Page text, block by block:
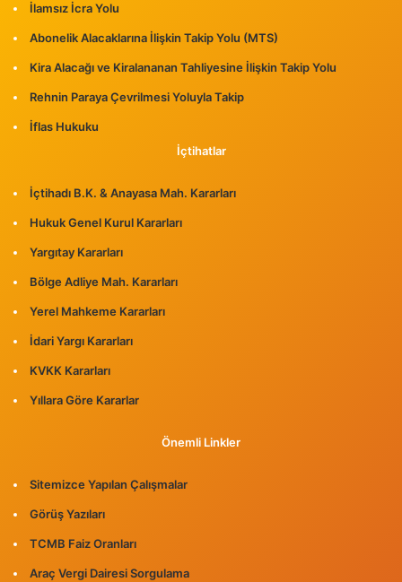
İlamsız İcra Yolu
Abonelik Alacaklarına İlişkin Takip Yolu (MTS)
Kira Alacağı ve Kiralananan Tahliyesine İlişkin Takip Yolu
Rehnin Paraya Çevrilmesi Yoluyla Takip
İflas Hukuku
İçtihatlar
İçtihadı B.K. & Anayasa Mah. Kararları
Hukuk Genel Kurul Kararları
Yargıtay Kararları
Bölge Adliye Mah. Kararları
Yerel Mahkeme Kararları
İdari Yargı Kararları
KVKK Kararları
Yıllara Göre Kararlar
Önemli Linkler
Sitemizce Yapılan Çalışmalar
Görüş Yazıları
TCMB Faiz Oranları
Araç Vergi Dairesi Sorgulama